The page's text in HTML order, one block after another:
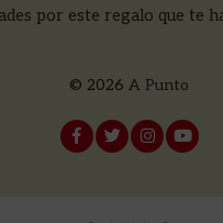
por este regalo que te
© 2026 A Punto